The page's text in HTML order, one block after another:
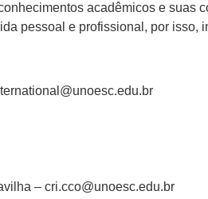
acadêmicos e suas
pessoal e profissional, por
– cri.cco@unoesc.edu.br